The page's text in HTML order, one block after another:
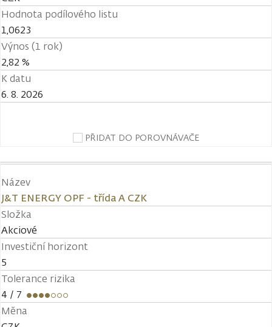
Hodnota podílového listu
1,0623
Výnos (1 rok)
2,82 %
K datu
6. 8. 2026
PŘIDAT DO POROVNÁVAČE
Název
J&T ENERGY OPF - třída A CZK
Složka
Akciové
Investiční horizont
5
Tolerance rizika
4 / 7
Měna